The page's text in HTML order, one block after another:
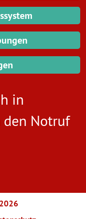
in
Notruf